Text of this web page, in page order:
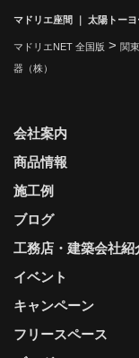
マドリエ座間 ｜ 太陽トーヨ
マドリエNET 全国版 > 関
器（株）
会社案内
商品情報
施工例
ブログ
工務店・建築会社紹
イベント
キャンペーン
フリースペース